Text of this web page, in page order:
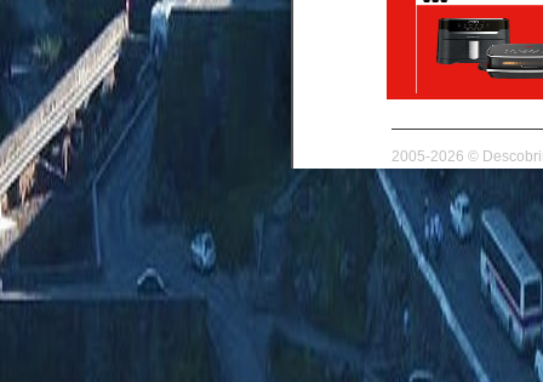
2005-2026 ©